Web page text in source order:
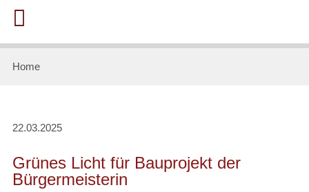
Home
22.03.2025
Grünes Licht für Bauprojekt der
Bürgermeisterin